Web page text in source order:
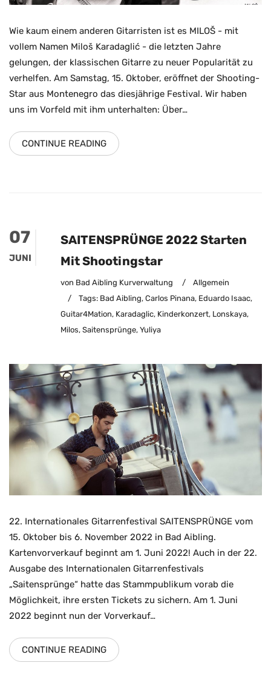
Wie kaum einem anderen Gitarristen ist es MILOŠ - mit
vollem Namen Miloš Karadaglić - die letzten Jahre
gelungen, der klassischen Gitarre zu neuer Popularität zu
verhelfen. Am Samstag, 15. Oktober, eröffnet der Shooting-
Star aus Montenegro das diesjährige Festival. Wir haben
uns im Vorfeld mit ihm unterhalten: Über…
CONTINUE READING
07
JUNI
SAITENSPRÜNGE 2022 Starten
Mit Shootingstar
von Bad Aibling Kurverwaltung /
Allgemein
/
Tags: Bad Aibling, Carlos Pinana, Eduardo Isaac,
Guitar4Mation, Karadaglic, Kinderkonzert, Lonskaya,
Milos, Saitensprünge, Yuliya
22. Internationales Gitarrenfestival SAITENSPRÜNGE vom
15. Oktober bis 6. November 2022 in Bad Aibling.
Kartenvorverkauf beginnt am 1. Juni 2022! Auch in der 22.
Ausgabe des Internationalen Gitarrenfestivals
„Saitensprünge“ hatte das Stammpublikum vorab die
Möglichkeit, ihre ersten Tickets zu sichern. Am 1. Juni
2022 beginnt nun der Vorverkauf…
CONTINUE READING